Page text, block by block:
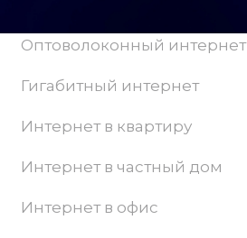
Оптоволоконный интернет
Гигабитный интернет
Интернет в квартиру
Интернет в частный дом
Интернет в офис